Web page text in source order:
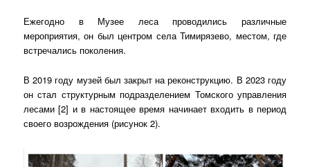
Ежегодно в Музее леса проводились различные
мероприятия, он был центром села Тимирязево, местом, где
встречались поколения.
В 2019 году музей был закрыт на реконструкцию. В 2023 году
он стал структурным подразделением Томского управления
лесами [2] и в настоящее время начинает входить в период
своего возрождения (рисунок 2).